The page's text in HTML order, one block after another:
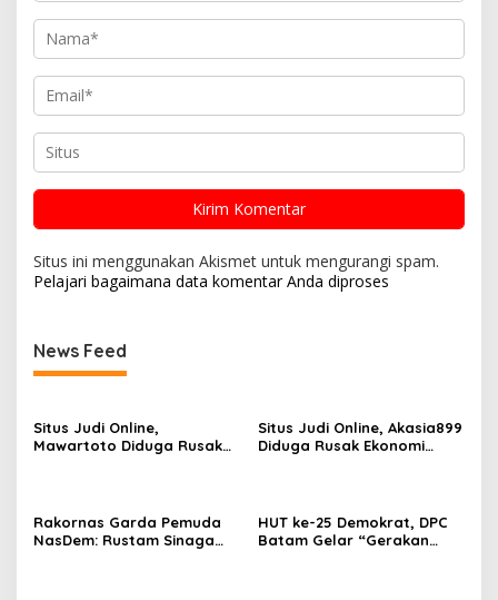
Situs ini menggunakan Akismet untuk mengurangi spam.
Pelajari bagaimana data komentar Anda diproses
News Feed
Situs Judi Online,
Mawartoto Diduga Rusak
Situs Judi Online, Akasia899
Diduga Rusak Ekonomi
Rakornas Garda Pemuda
NasDem: Rustam Sinaga
HUT ke-25 Demokrat, DPC
Batam Gelar “Gerakan